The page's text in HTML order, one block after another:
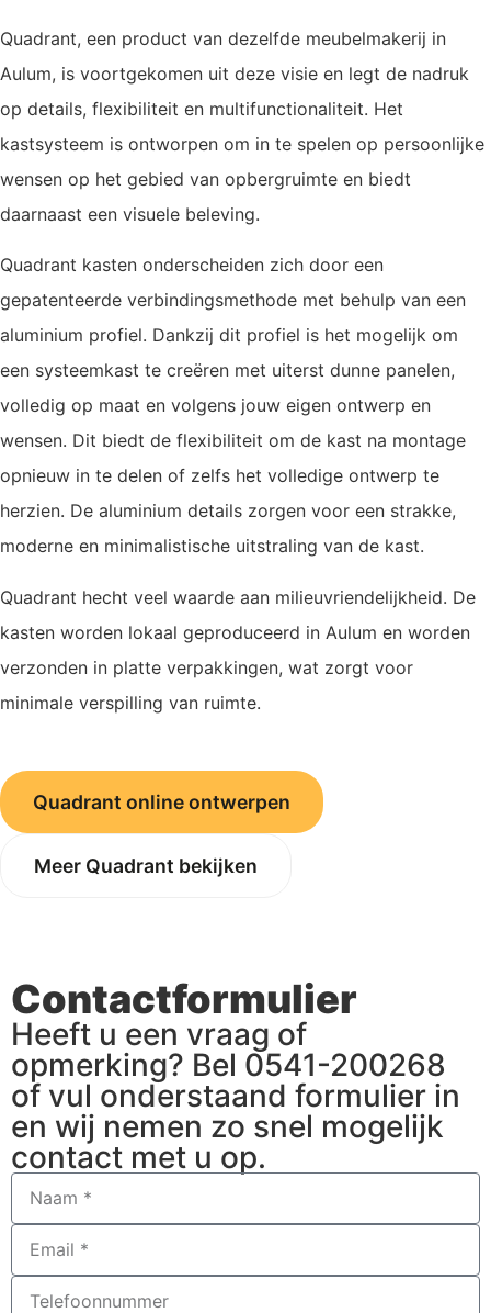
Quadrant, een product van dezelfde meubelmakerij in
Aulum, is voortgekomen uit deze visie en legt de nadruk
op details, flexibiliteit en multifunctionaliteit. Het
kastsysteem is ontworpen om in te spelen op persoonlijke
wensen op het gebied van opbergruimte en biedt
daarnaast een visuele beleving.
Quadrant kasten onderscheiden zich door een
gepatenteerde verbindingsmethode met behulp van een
aluminium profiel. Dankzij dit profiel is het mogelijk om
een systeemkast te creëren met uiterst dunne panelen,
volledig op maat en volgens jouw eigen ontwerp en
wensen. Dit biedt de flexibiliteit om de kast na montage
opnieuw in te delen of zelfs het volledige ontwerp te
herzien. De aluminium details zorgen voor een strakke,
moderne en minimalistische uitstraling van de kast.
Quadrant hecht veel waarde aan milieuvriendelijkheid. De
kasten worden lokaal geproduceerd in Aulum en worden
verzonden in platte verpakkingen, wat zorgt voor
minimale verspilling van ruimte.
Quadrant online ontwerpen
Meer Quadrant bekijken
Contactformulier
Heeft u een vraag of
opmerking? Bel 0541-200268
of vul onderstaand formulier in
en wij nemen zo snel mogelijk
contact met u op.